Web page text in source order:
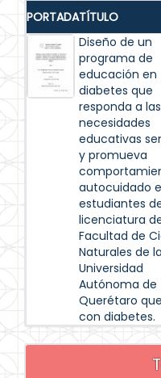
PORTADATÍTULO
Diseño de un
programa de
educación en
diabetes que
responda a las
necesidades
educativas
y promueva
autocuidado
estudiantes
licenciatura
Facultad de
Naturales de la
Universidad
Autónoma de
Querétaro
con diabetes.